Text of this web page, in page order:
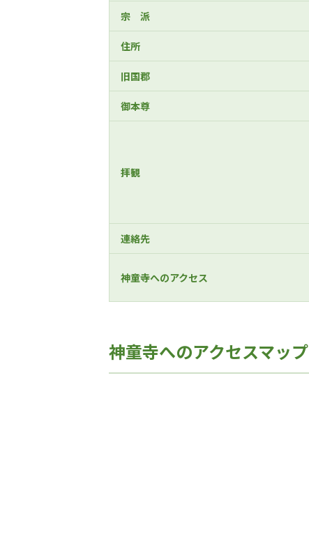
宗 派
住所
旧国郡
御本尊
拝観
連絡先
神童寺へのアクセス
神童寺へのアクセスマップ